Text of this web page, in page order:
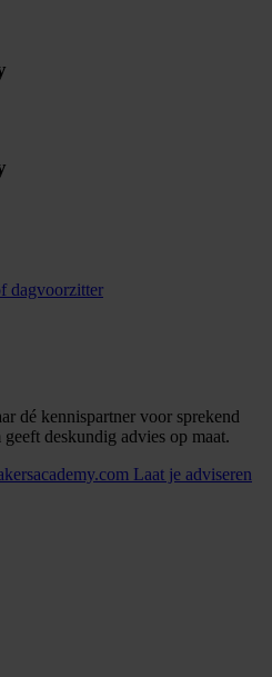
dagvoorzitter
dé kennispartner voor sprekend
deskundig advies op maat.
Laat je adviseren